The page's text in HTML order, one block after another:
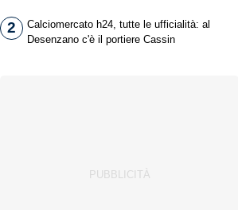
2
Calciomercato h24, tutte le ufficialità: al
Desenzano c'è il portiere Cassin